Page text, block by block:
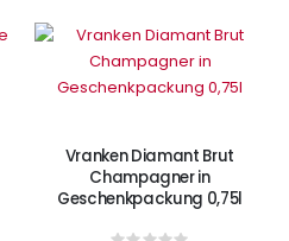
IN DEN WARENKORB
Vranken Diamant Brut
Champagner in
Geschenkpackung 0,75l